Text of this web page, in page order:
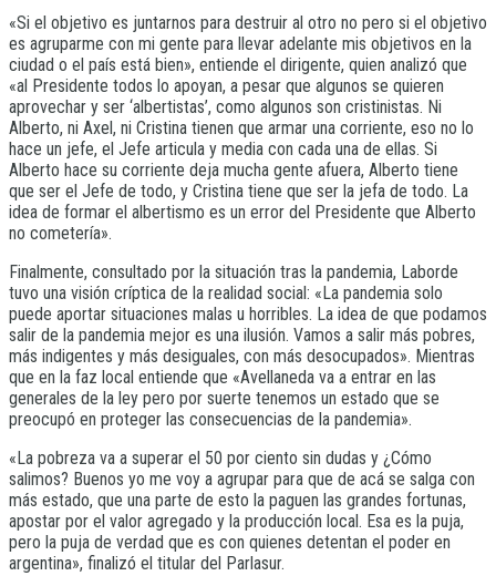
«Si el objetivo es juntarnos para destruir al otro no pero si el objetivo
es agruparme con mi gente para llevar adelante mis objetivos en la
ciudad o el país está bien», entiende el dirigente, quien analizó que
«al Presidente todos lo apoyan, a pesar que algunos se quieren
aprovechar y ser ‘albertistas’, como algunos son cristinistas. Ni
Alberto, ni Axel, ni Cristina tienen que armar una corriente, eso no lo
hace un jefe, el Jefe articula y media con cada una de ellas. Si
Alberto hace su corriente deja mucha gente afuera, Alberto tiene
que ser el Jefe de todo, y Cristina tiene que ser la jefa de todo. La
idea de formar el albertismo es un error del Presidente que Alberto
no cometería».
Finalmente, consultado por la situación tras la pandemia, Laborde
tuvo una visión críptica de la realidad social: «La pandemia solo
puede aportar situaciones malas u horribles. La idea de que podamos
salir de la pandemia mejor es una ilusión. Vamos a salir más pobres,
más indigentes y más desiguales, con más desocupados». Mientras
que en la faz local entiende que «Avellaneda va a entrar en las
generales de la ley pero por suerte tenemos un estado que se
preocupó en proteger las consecuencias de la pandemia».
«La pobreza va a superar el 50 por ciento sin dudas y ¿Cómo
salimos? Buenos yo me voy a agrupar para que de acá se salga con
más estado, que una parte de esto la paguen las grandes fortunas,
apostar por el valor agregado y la producción local. Esa es la puja,
pero la puja de verdad que es con quienes detentan el poder en
argentina», finalizó el titular del Parlasur.